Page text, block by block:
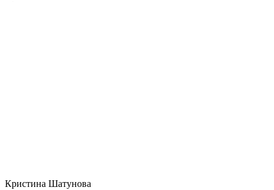
Кристина Шатунова